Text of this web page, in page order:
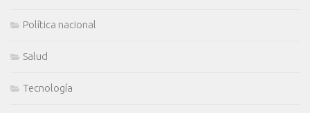
Política nacional
Salud
Tecnología